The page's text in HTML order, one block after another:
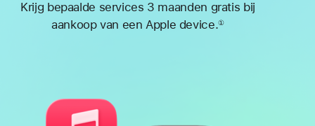
Krijg bepaalde services 3 maanden gratis bij
aankoop van een Apple device.①